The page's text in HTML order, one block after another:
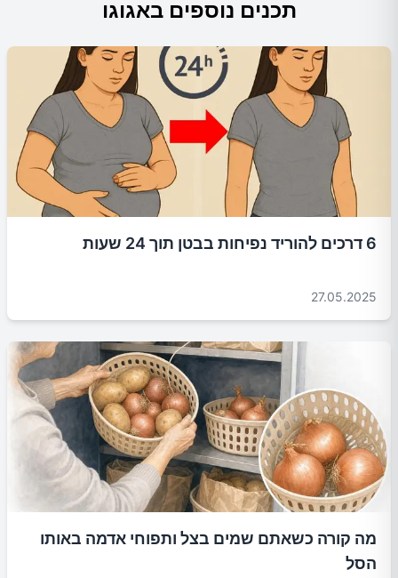
תכנים נוספים באגוגו
6 דרכים להוריד נפיחות בבטן תוך 24 שעות
27.05.2025
מה קורה כשאתם שמים בצל ותפוחי אדמה באותו
הסל